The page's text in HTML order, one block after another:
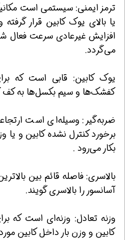
ترمز ایمنی: سیستمی است
یا بالای یوک کابین قرار
افزایش غیرعادی سرعت فعال
می‌گردد.
یوک کابین: قابی است که
کفشک‌ها و سیم بکسل‌ها به کف
ضربه‌گیر: وسیله‌ای است
برخورد کنترل نشده کابین و
بکار می‌رود .
بالاسری: فاصله قائم بین
آسانسور را بالاسری گویند.
وزنه تعادل: وزنه‌ای است که
کابین و وزن بار داخل کابین